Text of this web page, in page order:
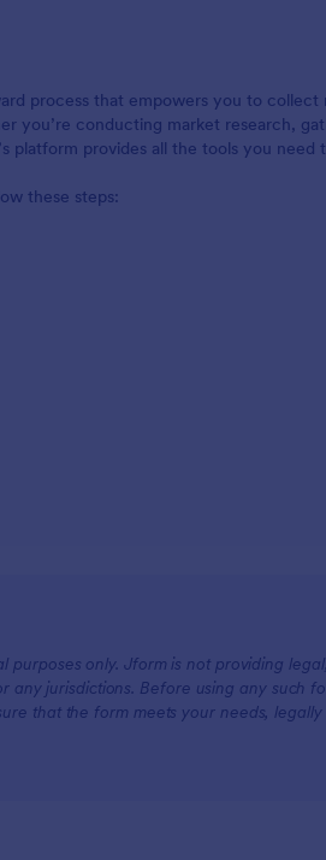
process that empowers you to collect
you’re conducting market research,
platform provides all the tools you need
these steps:
only. Jform is not providing
jurisdictions. Before using any such
that the form meets your needs,